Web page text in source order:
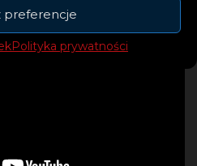
preferencje
Polityka prywatności